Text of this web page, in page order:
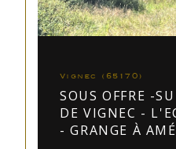
Vignec (65170)
SOUS OFFRE -
DE VIGNEC -
- GRANGE À